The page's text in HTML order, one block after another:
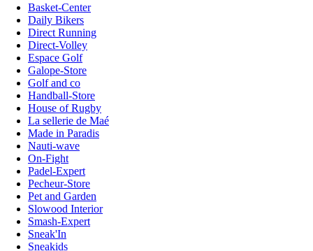
Basket-Center
Daily Bikers
Direct Running
Direct-Volley
Espace Golf
Galope-Store
Golf and co
Handball-Store
House of Rugby
La sellerie de Maé
Made in Paradis
Nauti-wave
On-Fight
Padel-Expert
Pecheur-Store
Pet and Garden
Slowood Interior
Smash-Expert
Sneak'In
Sneakids